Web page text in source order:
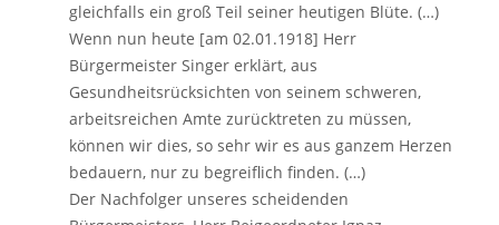
gleichfalls ein groß Teil seiner heutigen Blüte. (…)
Wenn nun heute [am 02.01.1918] Herr
Bürgermeister Singer erklärt, aus
Gesundheitsrücksichten von seinem schweren,
arbeitsreichen Amte zurücktreten zu müssen,
können wir dies, so sehr wir es aus ganzem Herzen
bedauern, nur zu begreiflich finden. (…)
Der Nachfolger unseres scheidenden